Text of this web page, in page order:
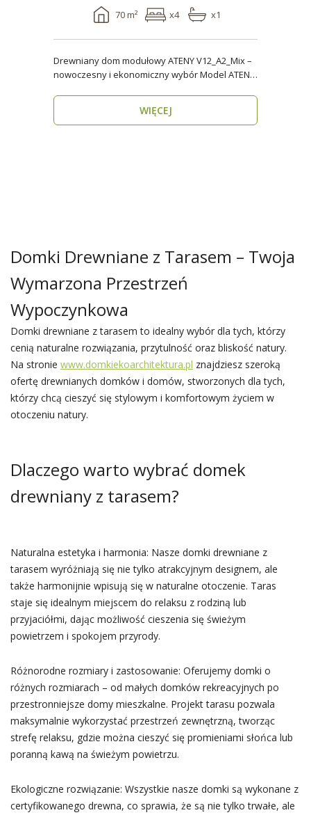
70 m² x4 x1
Drewniany dom modułowy ATENY V12_A2_Mix –
nowoczesny i ekonomiczny wybór Model ATENY
WIĘCEJ
Domki Drewniane z Tarasem – Twoja
Wymarzona Przestrzeń
Wypoczynkowa
Domki drewniane z tarasem to idealny wybór dla tych, którzy
cenią naturalne rozwiązania, przytulność oraz bliskość natury.
Na stronie www.domkiekoarchitektura.pl znajdziesz szeroką
ofertę drewnianych domków i domów, stworzonych dla tych,
którzy chcą cieszyć się stylowym i komfortowym życiem w
otoczeniu natury.
Dlaczego warto wybrać domek
drewniany z tarasem?
Naturalna estetyka i harmonia: Nasze domki drewniane z
tarasem wyróżniają się nie tylko atrakcyjnym designem, ale
także harmonijnie wpisują się w naturalne otoczenie. Taras
staje się idealnym miejscem do relaksu z rodziną lub
przyjaciółmi, dając możliwość cieszenia się świeżym
powietrzem i spokojem przyrody.
Różnorodne rozmiary i zastosowanie: Oferujemy domki o
różnych rozmiarach – od małych domków rekreacyjnych po
przestronniejsze domy mieszkalne. Projekt tarasu pozwala
maksymalnie wykorzystać przestrzeń zewnętrzną, tworząc
strefę relaksu, gdzie można cieszyć się promieniami słońca lub
poranną kawą na świeżym powietrzu.
Ekologiczne rozwiązanie: Wszystkie nasze domki są wykonane z
certyfikowanego drewna, co sprawia, że są nie tylko trwałe, ale